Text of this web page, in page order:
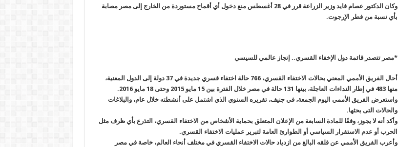
وكان الدكتور عصام فايد وزير الزراعة قرر في 28 أغسطس منع دخول أي أقماح مستوردة من الخارج إلى مصر مصابة
بأي نسبة من فطر الإرجوت.
*مصر تتصدر قائمة دول الإخفاء القسري.. إنجاز عالمي للسيسي
أحال الفريق الأممي المعني بحالات الاختفاء القسري، 766 حالة اختفاء قسري جديدة في 37 دولة إلى الدول المعنية،
منها 483 في إطار النداءات العاجلة، بينها 131 حالة في مصر خلال الفترة بين 15 مايو 2015 وحتى 18 مايو 2016
.
واستعرض الفريق الأممي اليوم الجمعة، في جنيف، تقريره السنوي الذي اشتمل على أنشطته خلال عام، والبلاغات
والحالات التى بحثها.
وأكد أنه لا يجوز، وفقًا للمادة السابعة من الإعلان المتعلق بحماية الأشخاص من الاختفاء القسري، التذرع بأي ظرف مثل
الحرب أو عدم الاستقرار السياسي أو الطوارئ العامة لتبرير عمليات الاختفاء القسري.
وأعرب الفريق الأممي عن قلقه البالغ من ازدياد حالات الاختفاء القسري في مختلف أنحاء العالم، خاصة في مصر